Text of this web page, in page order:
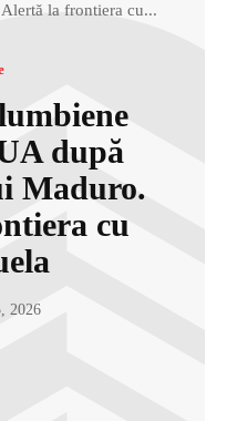
la frontiera cu...
după
Maduro.
cu
2026